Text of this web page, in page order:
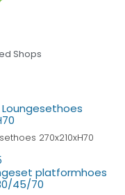
Shops
270x210xH70